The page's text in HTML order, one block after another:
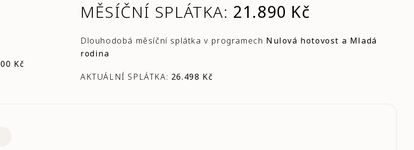
Kč
MĚSÍČNÍ SPLÁTKA: 21.890 Kč
Dlouhodobá měsíční splátka v programech Nulová hotovost a Mladá
rodina
AKTUÁLNÍ SPLÁTKA: 26.498 Kč